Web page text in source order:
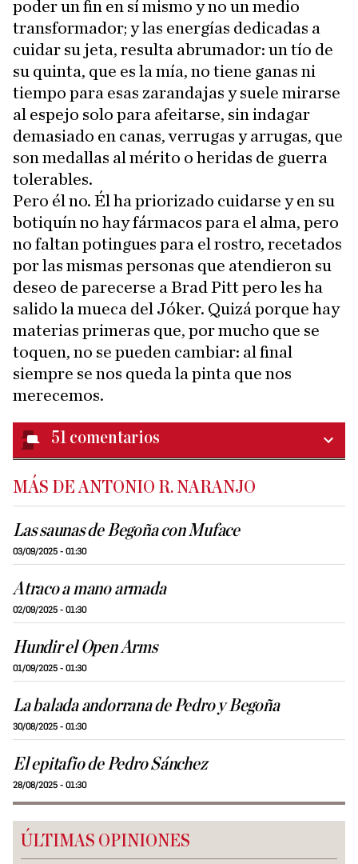
poder un fin en sí mismo y no un medio
transformador; y las energías dedicadas a
cuidar su jeta, resulta abrumador: un tío de
su quinta, que es la mía, no tiene ganas ni
tiempo para esas zarandajas y suele mirarse
al espejo solo para afeitarse, sin indagar
demasiado en canas, verrugas y arrugas, que
son medallas al mérito o heridas de guerra
tolerables.
Pero él no. Él ha priorizado cuidarse y en su
botiquín no hay fármacos para el alma, pero
no faltan potingues para el rostro, recetados
por las mismas personas que atendieron su
deseo de parecerse a Brad Pitt pero les ha
salido la mueca del Jóker. Quizá porque hay
materias primeras que, por mucho que se
toquen, no se pueden cambiar: al final
siempre se nos queda la pinta que nos
merecemos.
51 comentarios
MÁS DE ANTONIO R. NARANJO
Las saunas de Begoña con Muface
03/09/2025 - 01:30
Atraco a mano armada
02/09/2025 - 01:30
Hundir el Open Arms
01/09/2025 - 01:30
La balada andorrana de Pedro y Begoña
30/08/2025 - 01:30
El epitafio de Pedro Sánchez
28/08/2025 - 01:30
ÚLTIMAS OPINIONES